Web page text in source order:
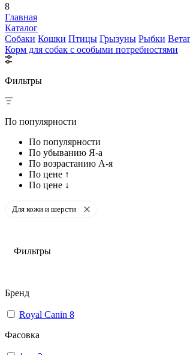
8
Главная
Каталог
Собаки Кошки Птицы Грызуны Рыбки
Корм для собак с особыми потребностями
Фильтры
По популярности
По популярности
По убыванию Я-а
По возрастанию А-я
По цене ↑
По цене ↓
Для кожи и шерсти
Фильтры
Бренд
Royal Canin 8
Фасовка